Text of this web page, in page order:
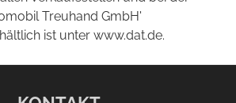
Treuhand GmbH'
ist unter www.dat.de.